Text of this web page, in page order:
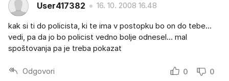
User417382 16. 10. 2008 16.48
kak si ti do policista, ki te ima v postopku bo on do tebe...
vedi, pa da jo bo policist vedno bolje odnesel... mal
spoštovanja pa je treba pokazat
Odgovori 0 0